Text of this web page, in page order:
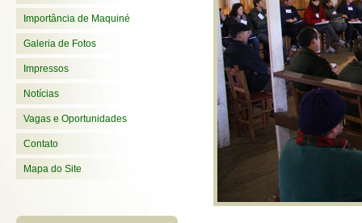
Importância de Maquiné
Galeria de Fotos
Impressos
Notícias
Vagas e Oportunidades
Contato
Mapa do Site